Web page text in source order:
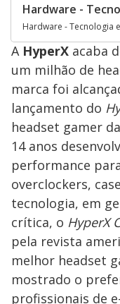
Hardware -
Hardware - Tecnologia
A HyperX acaba
um milhão de
marca foi
lançamento do
headset gamer
14 anos
performance
overclockers,
tecnologia, em
crítica, o HyperX
pela revista
melhor headset
mostrado o
profissionais de